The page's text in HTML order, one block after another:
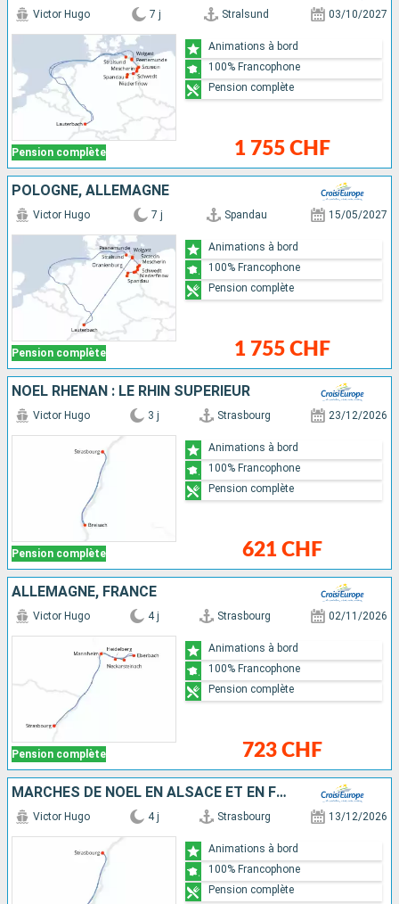
Pension complète
Victor Hugo 7 j Stralsund 03/10/2027
1 755 CHF
Animations à bord
100% Francophone
Pension complète
POLOGNE, ALLEMAGNE
Pension complète
Victor Hugo 7 j Spandau 15/05/2027
1 755 CHF
Animations à bord
100% Francophone
Pension complète
NOËL RHÉNAN : LE RHIN SUPÉRIEUR
Pension complète
Victor Hugo 3 j Strasbourg 23/12/2026
621 CHF
Animations à bord
100% Francophone
Pension complète
ALLEMAGNE, FRANCE
Pension complète
Victor Hugo 4 j Strasbourg 02/11/2026
723 CHF
Animations à bord
100% Francophone
Pension complète
MARCHÉS DE NOËL EN ALSACE ET EN FORÊT-NOIRE
Victor Hugo 4 j Strasbourg 13/12/2026
Animations à bord
100% Francophone
Pension complète